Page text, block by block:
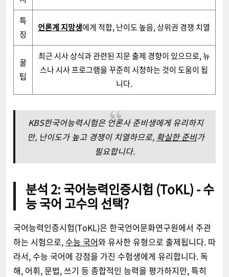
특
징
언론계 지망생에게 적합, 난이도 높음, 상위권 경쟁 치열
꿀
팁
최근 시사 상식과 관련된 지문 출제 경향이 있으므로, 뉴
스나 시사 프로그램을 꾸준히 시청하는 것이 도움이 됩
니다.
KBS한국어능력시험은 언론사 준비생에게 유리하지
만, 난이도가 높고 경쟁이 치열하므로, 확실한 준비가
필요합니다.
분석 2: 국어능력인증시험 (ToKL) - 수
능 국어 고수의 선택?
국어능력인증시험(ToKL)은 한국언어문화연구원에서 주관
하는 시험으로, 수능 국어와 유사한 유형으로 출제됩니다. 따
라서, 수능 국어에 강점을 가진 수험생에게 유리합니다. 독
해, 어휘, 문법, 쓰기 등 종합적인 능력을 평가하지만, 특히